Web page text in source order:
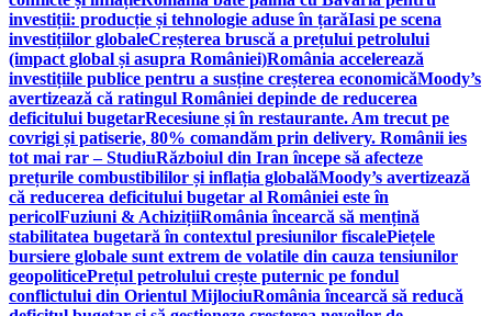
investiții: producție și tehnologie aduse în țarăIasi pe scena
investițiilor globaleCreșterea bruscă a prețului petrolului
(impact global și asupra României)România accelerează
investițiile publice pentru a susține creșterea economicăMoody’s
avertizează că ratingul României depinde de reducerea
deficitului bugetarRecesiune și în restaurante. Am trecut pe
covrigi și patiserie, 80% comandăm prin delivery. Românii ies
tot mai rar – StudiuRăzboiul din Iran începe să afecteze
prețurile combustibililor și inflația globalăMoody’s avertizează
că reducerea deficitului bugetar al României este în
pericolFuziuni & AchizițiiRomânia încearcă să mențină
stabilitatea bugetară în contextul presiunilor fiscalePiețele
bursiere globale sunt extrem de volatile din cauza tensiunilor
geopoliticePrețul petrolului crește puternic pe fondul
conflictului din Orientul MijlociuRomânia încearcă să reducă